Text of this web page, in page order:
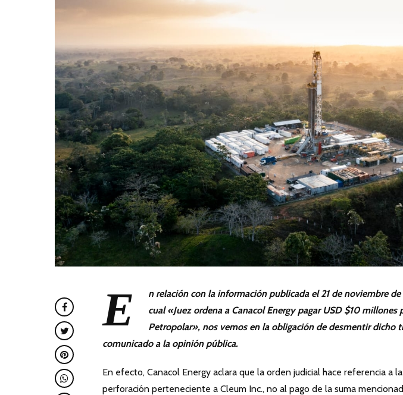
E
n relación con la información publicada el 21 de noviembre
cual «Juez ordena a Canacol Energy pagar USD $10 millones
Petropolar», nos vemos en la obligación de desmentir dicho
comunicado a la opinión pública.
En efecto, Canacol Energy aclara que la orden judicial hace referencia a
perforación perteneciente a Cleum Inc., no al pago de la suma